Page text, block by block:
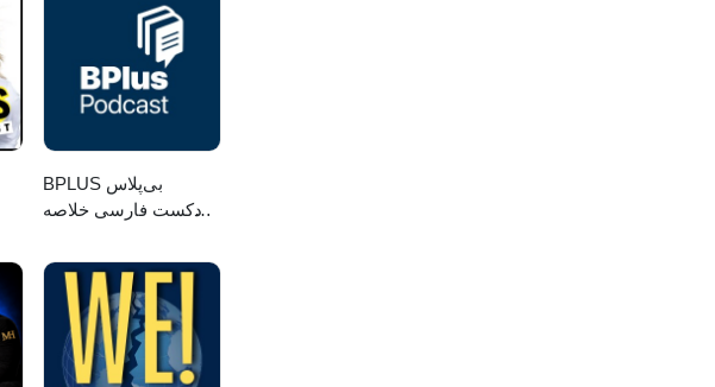
of The Dev с Рафаэлем
‌BPLUS بی‌پلاس
پادکست فارسی خلاصه